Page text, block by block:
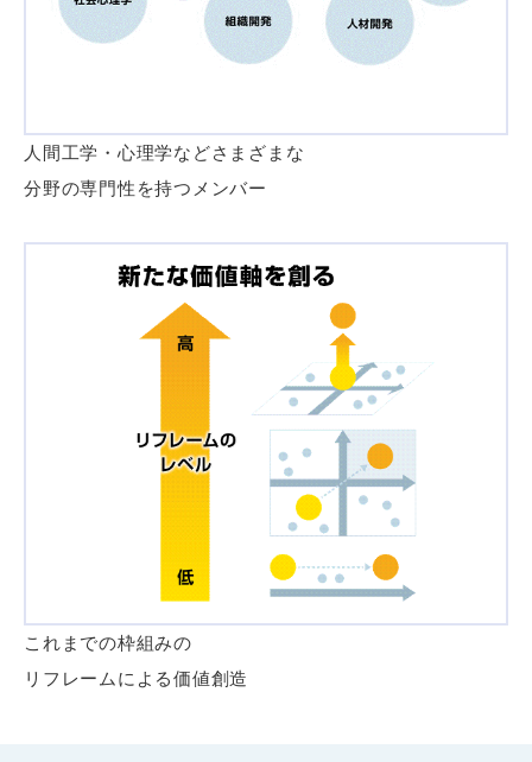
人間工学・心理学などさまざまな
分野の専門性を持つメンバー
これまでの枠組みの
リフレームによる価値創造